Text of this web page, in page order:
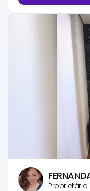
Proprietário